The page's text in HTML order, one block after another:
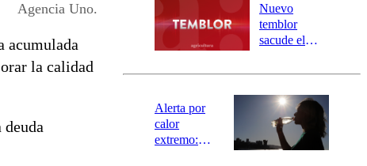
Agencia Uno.
acumulada
la calidad
río Damas:
activa
mensajería
SAE
Nuevo
temblor
sacude el
revisa la
epicentro
Alerta por
calor
extremo: